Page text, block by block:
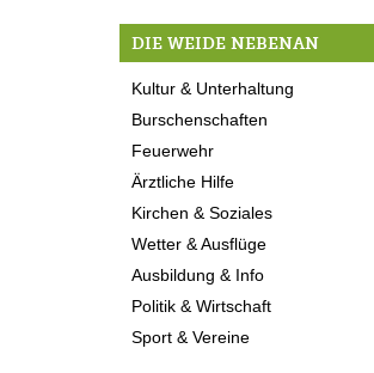
DIE WEIDE NEBENAN
Kultur & Unterhaltung
Burschenschaften
Feuerwehr
Ärztliche Hilfe
Kirchen & Soziales
Wetter & Ausflüge
Ausbildung & Info
Politik & Wirtschaft
Sport & Vereine